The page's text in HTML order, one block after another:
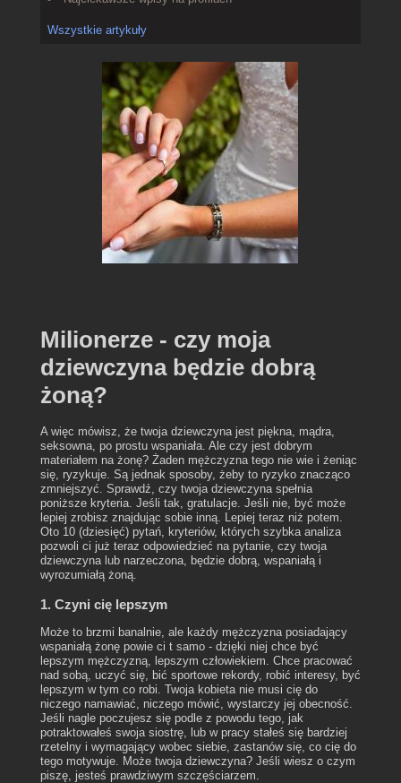
Wszystkie artykuły
Milionerze - czy moja
dziewczyna będzie dobrą
żoną?
A więc mówisz, że twoja dziewczyna jest piękna, mądra,
seksowna, po prostu wspaniała. Ale czy jest dobrym
materiałem na żonę? Żaden mężczyzna tego nie wie i żeniąc
się, ryzykuje. Są jednak sposoby, żeby to ryzyko znacząco
zmniejszyć. Sprawdź, czy twoja dziewczyna spełnia
poniższe kryteria. Jeśli tak, gratulacje. Jeśli nie, być może
lepiej zrobisz znajdując sobie inną. Lepiej teraz niż potem.
Oto 10 (dziesięć) pytań, kryteriów, których szybka analiza
pozwoli ci już teraz odpowiedzieć na pytanie, czy twoja
dziewczyna lub narzeczona, będzie dobrą, wspaniałą i
wyrozumiałą żoną.
1. Czyni cię lepszym
Może to brzmi banalnie, ale każdy mężczyzna posiadający
wspaniałą żonę powie ci t samo - dzięki niej chce być
lepszym mężczyzną, lepszym człowiekiem. Chce pracować
nad sobą, uczyć się, bić sportowe rekordy, robić interesy, być
lepszym w tym co robi. Twoja kobieta nie musi cię do
niczego namawiać, niczego mówić, wystarczy jej obecność.
Jeśli nagle poczujesz się podle z powodu tego, jak
potraktowałeś swoja siostrę, lub w pracy stałeś się bardziej
rzetelny i wymagający wobec siebie, zastanów się, co cię do
tego motywuje. Może twoja dziewczyna? Jeśli wiesz o czym
piszę, jesteś prawdziwym szczęściarzem.